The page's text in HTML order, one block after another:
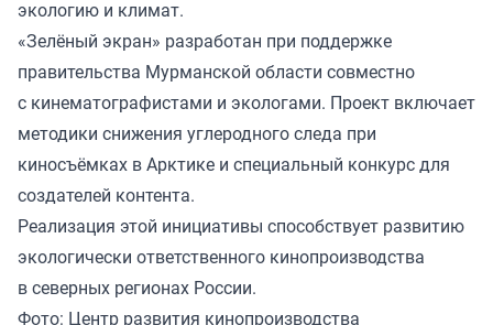
экологию и климат.
«Зелёный экран» разработан при поддержке
правительства Мурманской области совместно
с кинематографистами и экологами. Проект включает
методики снижения углеродного следа при
киносъёмках в Арктике и специальный конкурс для
создателей контента.
Реализация этой инициативы способствует развитию
экологически ответственного кинопроизводства
в северных регионах России.
Фото: Центр развития кинопроизводства